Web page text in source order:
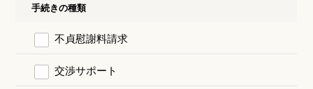
手続きの種類
不貞慰謝料請求
交渉サポート